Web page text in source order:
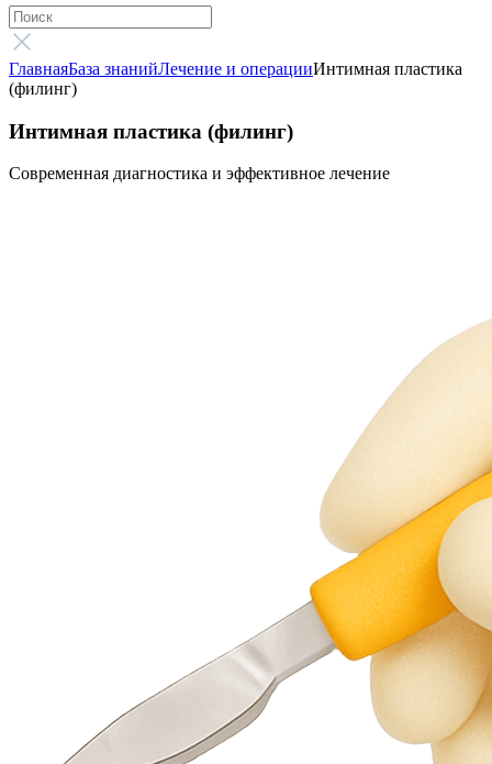
ГлавнаяБаза знанийЛечение и операцииИнтимная пластика
(филинг)
Интимная пластика (филинг)
Современная диагностика и эффективное лечение